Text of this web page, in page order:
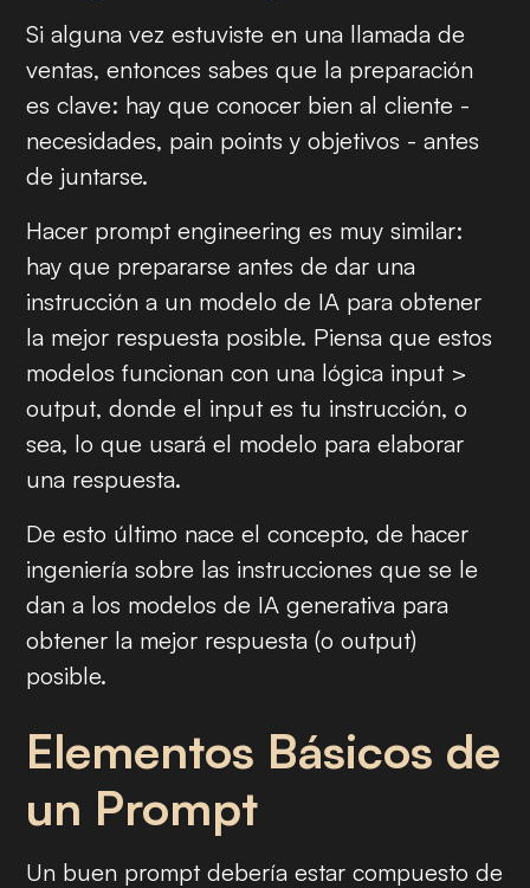
Si alguna vez estuviste en una llamada de
ventas, entonces sabes que la preparación
es clave: hay que conocer bien al cliente -
necesidades, pain points y objetivos - antes
de juntarse.
Hacer prompt engineering es muy similar:
hay que prepararse antes de dar una
instrucción a un modelo de IA para obtener
la mejor respuesta posible. Piensa que estos
modelos funcionan con una lógica input >
output, donde el input es tu instrucción, o
sea, lo que usará el modelo para elaborar
una respuesta.
De esto último nace el concepto, de hacer
ingeniería sobre las instrucciones que se le
dan a los modelos de IA generativa para
obtener la mejor respuesta (ooutput)
posible.
Elementos Básicos de
un Prompt
Un buen prompt debería estar compuesto de